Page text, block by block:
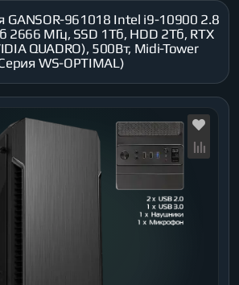
GANSOR-961018 Intel i9-10900 2.8
2666 МГц, SSD 1Тб, HDD 2Тб, RTX
QUADRO), 500Вт, Midi-Tower
WS-OPTIMAL)